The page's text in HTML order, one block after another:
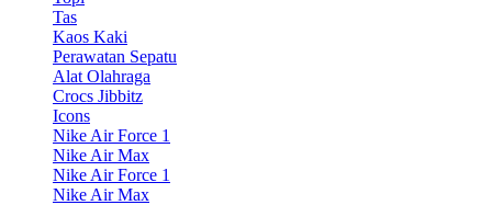
Tas
Kaos Kaki
Perawatan Sepatu
Alat Olahraga
Crocs Jibbitz
Icons
Nike Air Force 1
Nike Air Max
Nike Air Force 1
Nike Air Max